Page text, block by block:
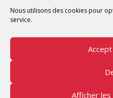
Nous utilisons des cookies pour
service.
Afficher
Copyright © 2026